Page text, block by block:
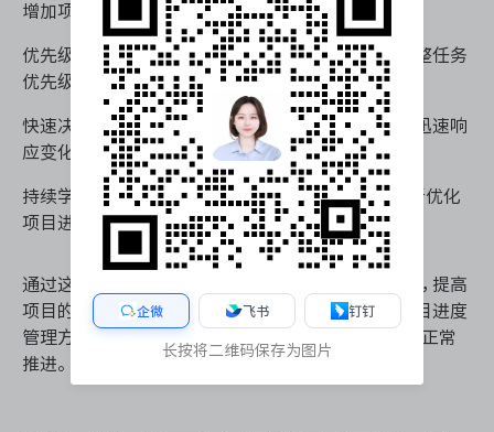
增加项目的灵活性和适应性。
优先级管理：在面对资源限制或时间压力时，及时调整任务
优先级，确保关键路径上的任务得到优先处理。
快速决策机制：建立快速决策流程，使项目团队能够迅速响
应变化和风险，减少延误。
持续学习和改进：定期回顾项目经验，总结教训，不断优化
项目进度管理流程和方法。
通过这些策略，项目经理可以在保持项目进度的同时，提高
项目的适应性和韧性。在面对不确定性时，灵活的项目进度
管理方法可以帮助团队更好地应对挑战，保持项目的正常
推进。
企微 飞书 钉钉
长按将二维码保存为图片